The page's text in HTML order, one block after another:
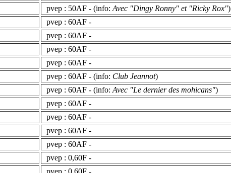
pvep : 50AF - (info: Avec "Dingy Ronny" et "Ricky Rox")
pvep : 60AF -
pvep : 60AF -
pvep : 60AF -
pvep : 60AF -
pvep : 60AF - (info: Club Jeannot)
pvep : 60AF - (info: Avec "Le dernier des mohicans")
pvep : 60AF -
pvep : 60AF -
pvep : 60AF -
pvep : 60AF -
pvep : 0,60F -